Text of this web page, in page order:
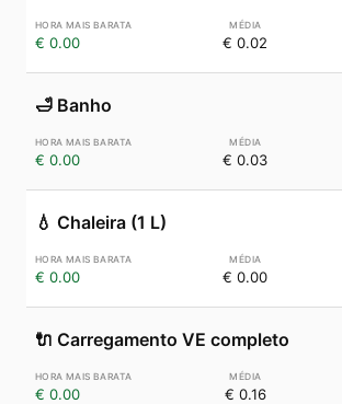
€ 0.00 € 0.02
🛁 Banho
€ 0.00 € 0.03
💧 Chaleira (1 L)
€ 0.00 € 0.00
🔌 Carregamento VE completo
€ 0.00 € 0.16